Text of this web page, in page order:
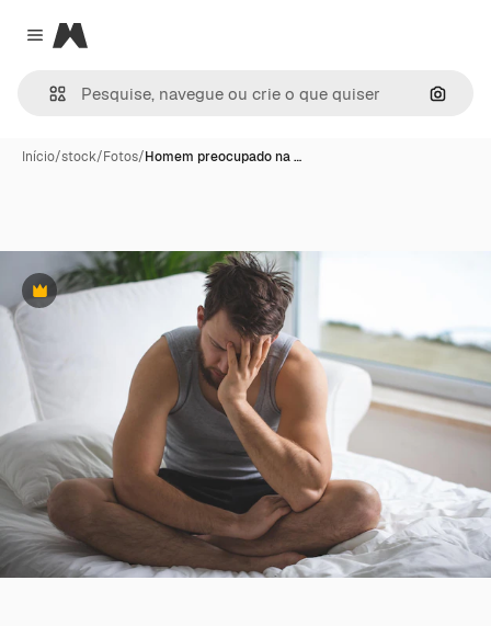
Close menu
Magnific
Início/stock/Fotos/Homem preocupado na …
Premium